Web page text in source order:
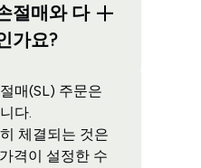
절매와 다
가요?
매(SL) 주문은
다.
체결되는 것은
격이 설정한 수